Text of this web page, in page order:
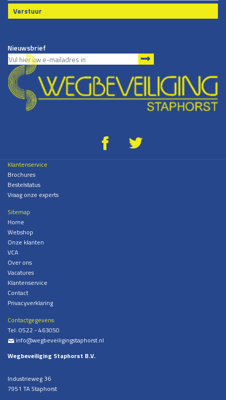
Verstuur
Nieuwsbrief
g *
Klantenservice
Brochures
Bestelstatus
Vraag onze experts
Sitemap
Home
Webshop
Onze klanten
VCA
Over ons
Vacatures
Klantenservice
Contact
Privacyverklaring
Contactgegevens
Tel: 0522 - 463050
% info@wegbeveiligingstaphorst.nl
Wegbeveiliging Staphorst B.V.
Industrieweg 36
7951 TA Staphorst